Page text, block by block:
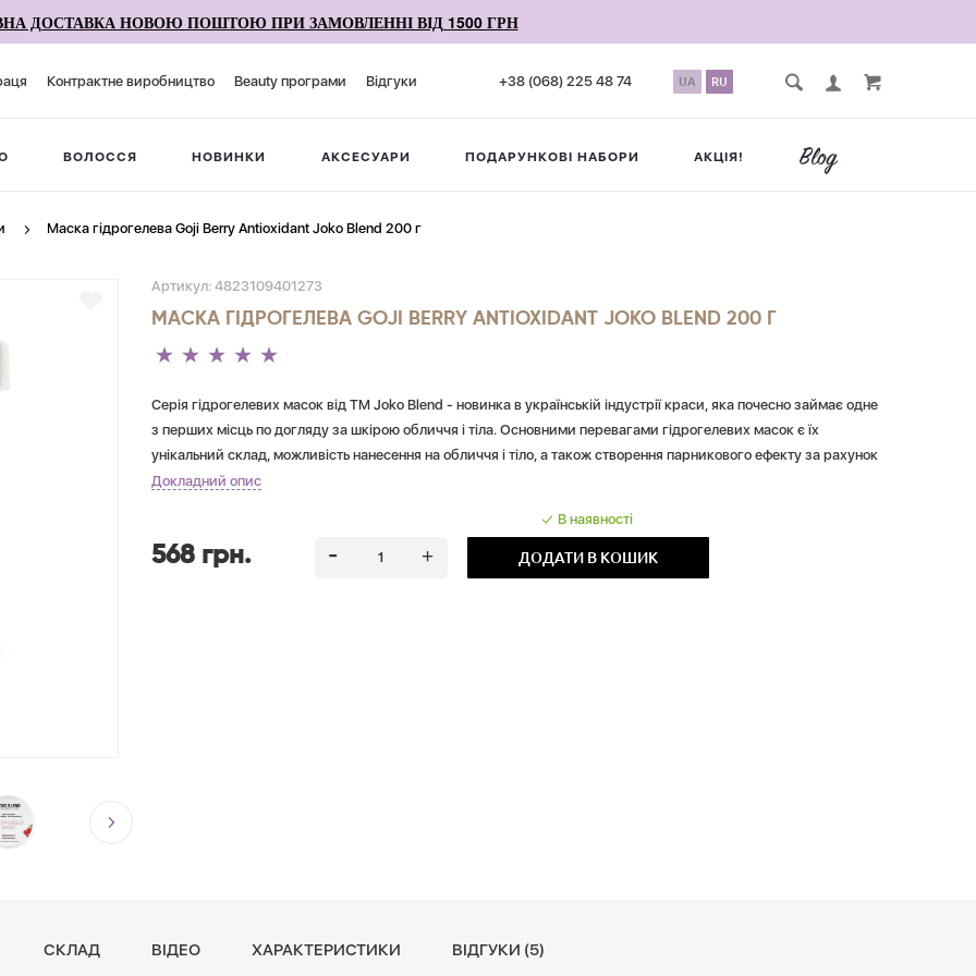
ДОСТАВКА НОВОЮ ПОШТОЮ ПРИ ЗАМОВЛЕННІ ВІД 1500 ГРН
+38 (068) 225 48 74 UA RU
Контрактне виробництво Beauty програми Відгуки
ВОЛОССЯ НОВИНКИ АКСЕСУАРИ ПОДАРУНКОВІ НАБОРИ АКЦІЯ!
Маска гідрогелева Goji Berry Antioxidant Joko Blend 200 г
Артикул: 4823109401273
МАСКА ГІДРОГЕЛЕВА GOJI BERRY ANTIOXIDANT JOKO BLEND 200 Г
Серія гідрогелевих масок від TM Joko Blend - новинка в українській індустрії краси, яка почесно займає одне
з перших місць по догляду за шкірою обличчя і тіла. Основними перевагами гідрогелевих масок є їх
унікальний склад, можливість нанесення на обличчя і тіло, а також створення парникового ефекту за рахунок
щільного прилягання до шкіри, завдяки чому маски такого типу здатні добре очищати і зволожувати шкіру.
Докладний опис
568 грн.
В наявності
ДОДАТИ В КОШИК
СКЛАД ВІДЕО ХАРАКТЕРИСТИКИ ВІДГУКИ (5)